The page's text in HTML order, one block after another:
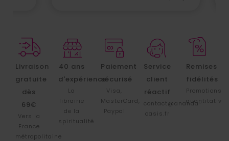
Livraison
gratuite
dès
69€
Vers la
France
métropolitaine
40 ans
d'expérience
La
librairie
de la
spiritualité
Paiement
sécurisé
Visa,
MasterCard,
Paypal
Service
client
réactif
contact@ananda-
oasis.fr
Remises
fidélités
Promotions